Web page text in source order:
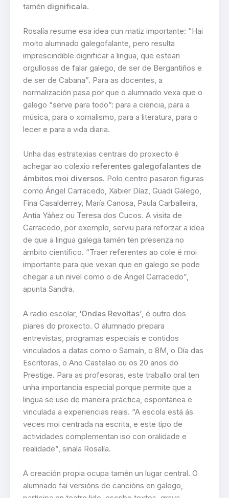
tamén dignificala.
Rosalía resume esa idea cun matiz importante: “Hai
moito alumnado galegofalante, pero resulta
imprescindible dignificar a lingua, que estean
orgullosas de falar galego, de ser de Bergantiños e
de ser de Cabana”. Para as docentes, a
normalización pasa por que o alumnado vexa que o
galego “serve para todo”: para a ciencia, para a
música, para o xornalismo, para a literatura, para o
lecer e para a vida diaria.
Unha das estratexias centrais do proxecto é
achegar ao colexio referentes galegofalantes de
ámbitos moi diversos. Polo centro pasaron figuras
como Ángel Carracedo, Xabier Díaz, Guadi Galego,
Fina Casalderrey, María Canosa, Paula Carballeira,
Antía Yáñez ou Teresa dos Cucos. A visita de
Carracedo, por exemplo, serviu para reforzar a idea
de que a lingua galega tamén ten presenza no
ámbito científico. “Traer referentes ao cole é moi
importante para que vexan que en galego se pode
chegar a un nivel como o de Ángel Carracedo”,
apunta Sandra.
A radio escolar, ‘Ondas Revoltas’, é outro dos
piares do proxecto. O alumnado prepara
entrevistas, programas especiais e contidos
vinculados a datas como o Samaín, o 8M, o Día das
Escritoras, o Ano Castelao ou os 20 anos do
Prestige. Para as profesoras, este traballo oral ten
unha importancia especial porque permite que a
lingua se use de maneira práctica, espontánea e
vinculada a experiencias reais. “A escola está ás
veces moi centrada na escrita, e este tipo de
actividades complementan iso con oralidade e
realidade”, sinala Rosalía.
A creación propia ocupa tamén un lugar central. O
alumnado fai versións de cancións en galego,